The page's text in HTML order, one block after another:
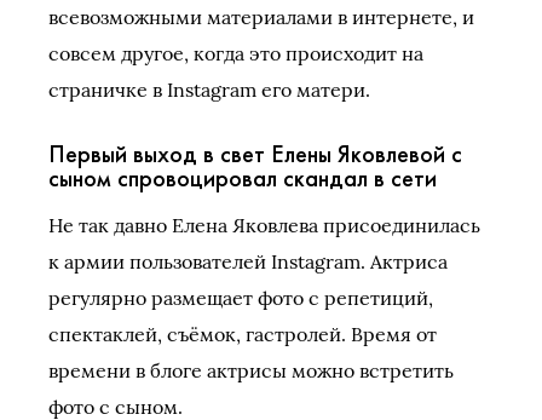
всевозможными материалами в интернете, и
совсем другое, когда это происходит на
страничке в Instagram его матери.
Первый выход в свет Елены Яковлевой с
сыном спровоцировал скандал в сети
Не так давно Елена Яковлева присоединилась
к армии пользователей Instagram. Актриса
регулярно размещает фото с репетиций,
спектаклей, съёмок, гастролей. Время от
времени в блоге актрисы можно встретить
фото с сыном.